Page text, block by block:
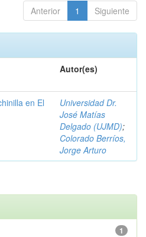
Anterior 1 Siguiente
Autor(es)
en El
Universidad Dr.
José Matías
Delgado (UJMD);
Colorado Berríos,
Jorge Arturo
1